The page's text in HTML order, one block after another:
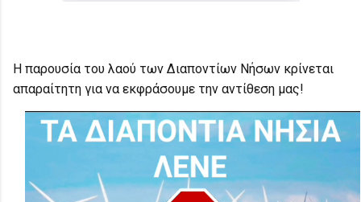
Η παρουσία του λαού των Διαποντίων Νήσων κρίνεται
απαραίτητη για να εκφράσουμε την αντίθεση μας!